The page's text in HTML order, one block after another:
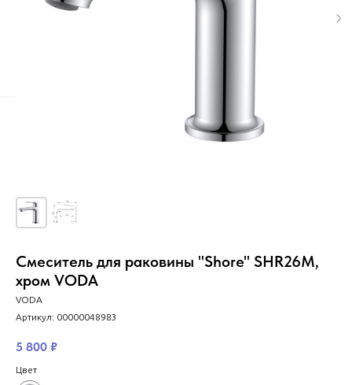
Смеситель для раковины "Shore" SHR26M,
хром VODA
VODA
Артикул: 00000048983
5 800 ₽
Цвет